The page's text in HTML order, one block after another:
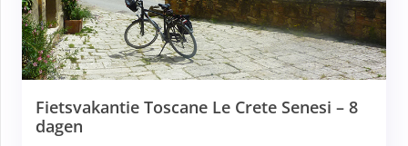
Fietsvakantie Toscane Le Crete Senesi – 8
dagen